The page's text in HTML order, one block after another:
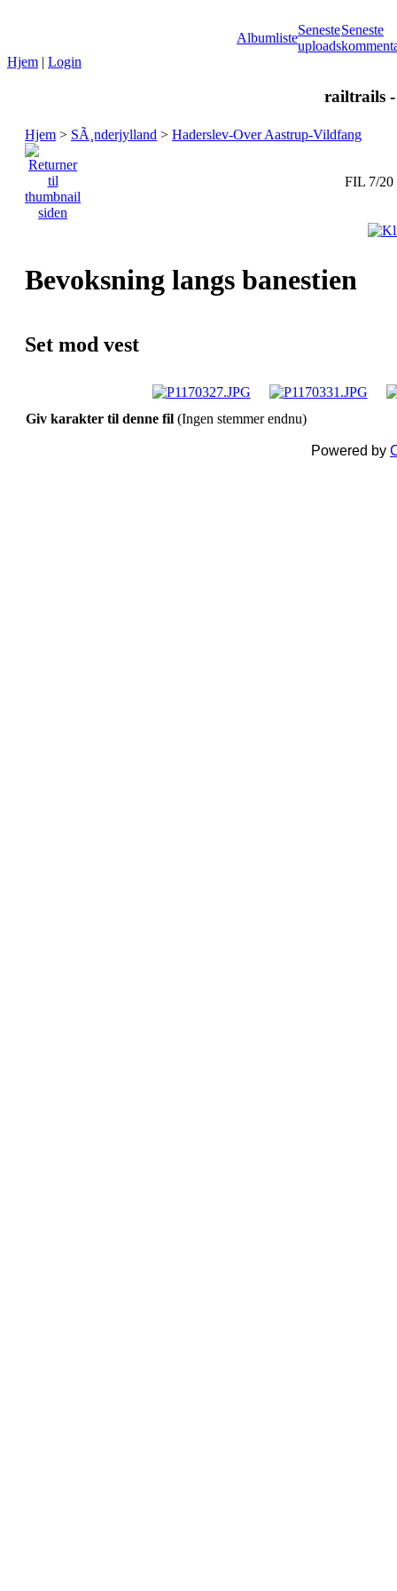
Albumliste
Seneste
uploads
Seneste
Hjem | Login
railtrails
Hjem > SÃ¸nderjylland > Haderslev-Over Aastrup-Vildfang
FIL 7/20
Bevoksning langs banestien
Set mod vest
Giv karakter til denne fil (Ingen stemmer endnu)
Powered by